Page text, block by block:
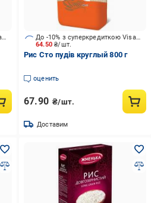
До -10% з суперкредиткою Visa Вигода
64.50₴/шт.
До -10% з суперкредиткою Visa Вигода
Рис Сто пудів круглый 800 г
оценить
67.90 ₴/шт.
Доставим